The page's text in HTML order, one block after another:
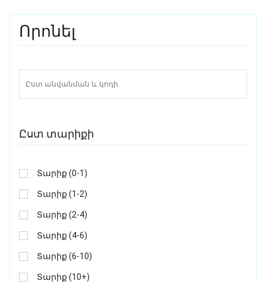
Որոնել
Ըստ տարիքի
Տարիք (0-1)
Տարիք (1-2)
Տարիք (2-4)
Տարիք (4-6)
Տարիք (6-10)
Տարիք (10+)